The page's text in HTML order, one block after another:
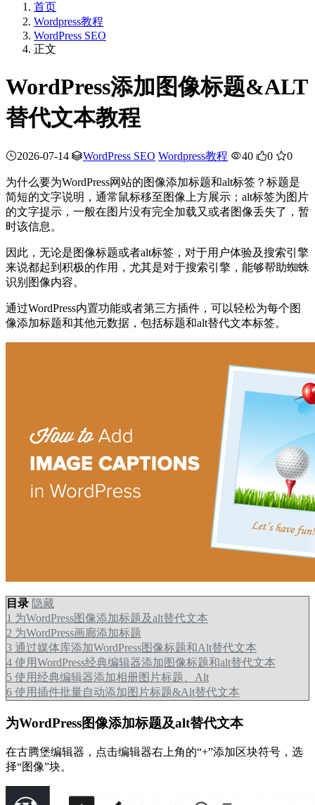
首页
Wordpress教程
WordPress SEO
正文
WordPress添加图像标题&ALT
替代文本教程
2026-07-14 WordPress SEO Wordpress教程 40 0 0
为什么要为WordPress网站的图像添加标题和alt标签？标题是
简短的文字说明，通常鼠标移至图像上方展示；alt标签为图片
的文字提示，一般在图片没有完全加载又或者图像丢失了，暂
时该信息。
因此，无论是图像标题或者alt标签，对于用户体验及搜索引擎
来说都起到积极的作用，尤其是对于搜索引擎，能够帮助蜘蛛
识别图像内容。
通过WordPress内置功能或者第三方插件，可以轻松为每个图
像添加标题和其他元数据，包括标题和alt替代文本标签。
目录 隐藏
1 为WordPress图像添加标题及alt替代文本
2 为WordPress画廊添加标题
3 通过媒体库添加WordPress图像标题和Alt替代文本
4 使用WordPress经典编辑器添加图像标题和alt替代文本
5 使用经典编辑器添加相册图片标题、Alt
6 使用插件批量自动添加图片标题&Alt替代文本
为WordPress图像添加标题及alt替代文本
在古腾堡编辑器，点击编辑器右上角的“+”添加区块符号，选
择“图像”块。